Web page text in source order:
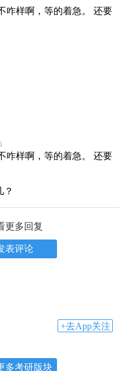
咋样啊，等的着急。 还要
咋样啊，等的着急。 还要
更多回复
表评论
+去App关注
多考研版块